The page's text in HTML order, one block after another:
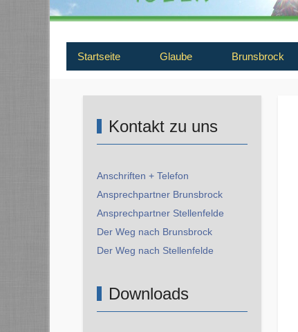
Startseite Glaube Brunsbrock
Kontakt zu uns
Anschriften + Telefon
Ansprechpartner Brunsbrock
Ansprechpartner Stellenfelde
Der Weg nach Brunsbrock
Der Weg nach Stellenfelde
Downloads